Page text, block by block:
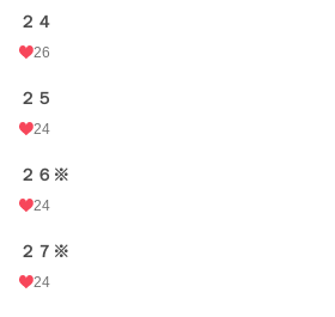
２４
26
２５
24
２６※
24
２７※
24